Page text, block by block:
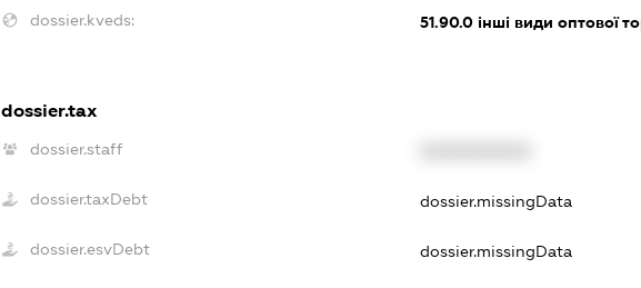
dossier.kveds: 51.90.0 інші види оптової
dossier.tax
dossier.staff
dossier.taxDebt dossier.missingData
dossier.esvDebt dossier.missingData